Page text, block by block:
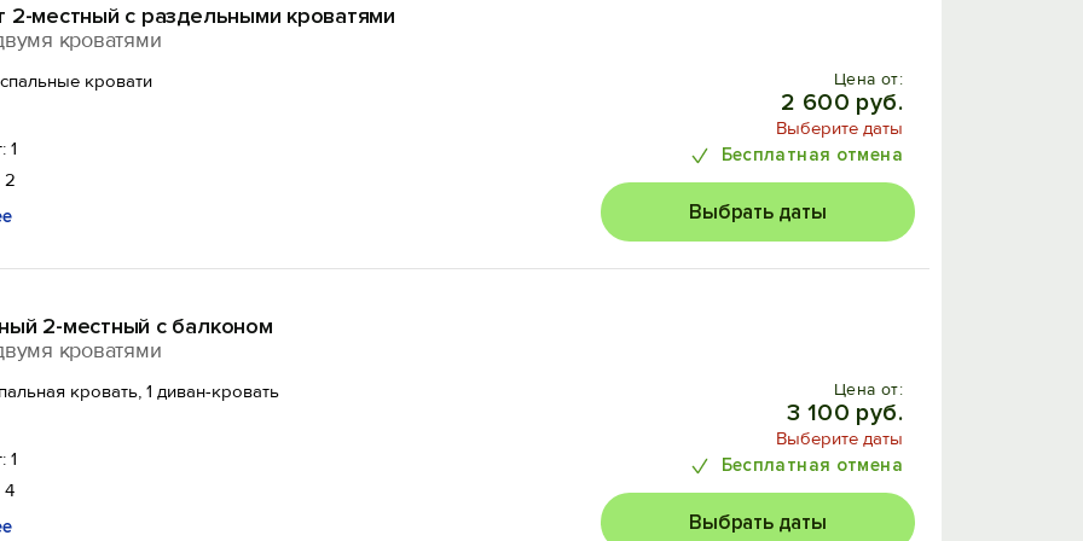
2-местный с раздельными кроватями
кроватями
кровати
1
2
Цена от:
2 600 руб.
Выберите даты
Бесплатная отмена
Выбрать даты
2-местный с балконом
кроватями
кровать, 1 диван-кровать
1
4
Цена от:
3 100 руб.
Выберите даты
Бесплатная отмена
Выбрать даты